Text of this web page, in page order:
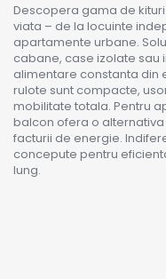
Descopera gama de
viata – de la locuinte
apartamente urbane.
cabane, case izolate sau
alimentare constanta din
rulote sunt compacte,
mobilitate totala. Pentru
balcon ofera o
facturii de energie.
concepute pentru
lung.